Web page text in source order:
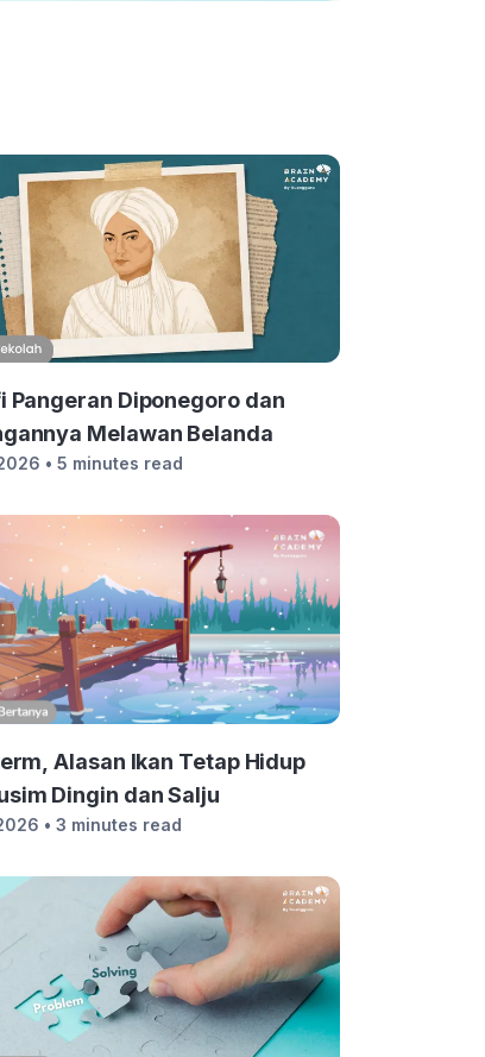
Pangeran Diponegoro dan
Melawan Belanda
• 5 minutes read
Alasan Ikan Tetap Hidup
Dingin dan Salju
• 3 minutes read